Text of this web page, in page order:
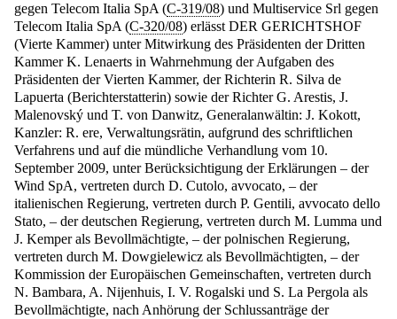
gegen Telecom Italia SpA (C-319/08) und Multiservice Srl gegen
Telecom Italia SpA (C-320/08) erlässt DER GERICHTSHOF
(Vierte Kammer) unter Mitwirkung des Präsidenten der Dritten
Kammer K. Lenaerts in Wahrnehmung der Aufgaben des
Präsidenten der Vierten Kammer, der Richterin R. Silva de
Lapuerta (Berichterstatterin) sowie der Richter G. Arestis, J.
Malenovský und T. von Danwitz, Generalanwältin: J. Kokott,
Kanzler: R. ere, Verwaltungsrätin, aufgrund des schriftlichen
Verfahrens und auf die mündliche Verhandlung vom 10.
September 2009, unter Berücksichtigung der Erklärungen – der
Wind SpA, vertreten durch D. Cutolo, avvocato, – der
italienischen Regierung, vertreten durch P. Gentili, avvocato dello
Stato, – der deutschen Regierung, vertreten durch M. Lumma und
J. Kemper als Bevollmächtigte, – der polnischen Regierung,
vertreten durch M. Dowgielewicz als Bevollmächtigten, – der
Kommission der Europäischen Gemeinschaften, vertreten durch
N. Bambara, A. Nijenhuis, I. V. Rogalski und S. La Pergola als
Bevollmächtigte, nach Anhörung der Schlussanträge der